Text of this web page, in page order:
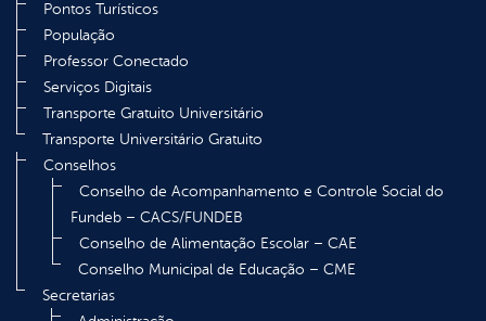
Pontos Turísticos
População
Professor Conectado
Serviços Digitais
Transporte Gratuito Universitário
Transporte Universitário Gratuito
Conselhos
Conselho de Acompanhamento e Controle Social do
Fundeb – CACS/FUNDEB
Conselho de Alimentação Escolar – CAE
Conselho Municipal de Educação – CME
Secretarias